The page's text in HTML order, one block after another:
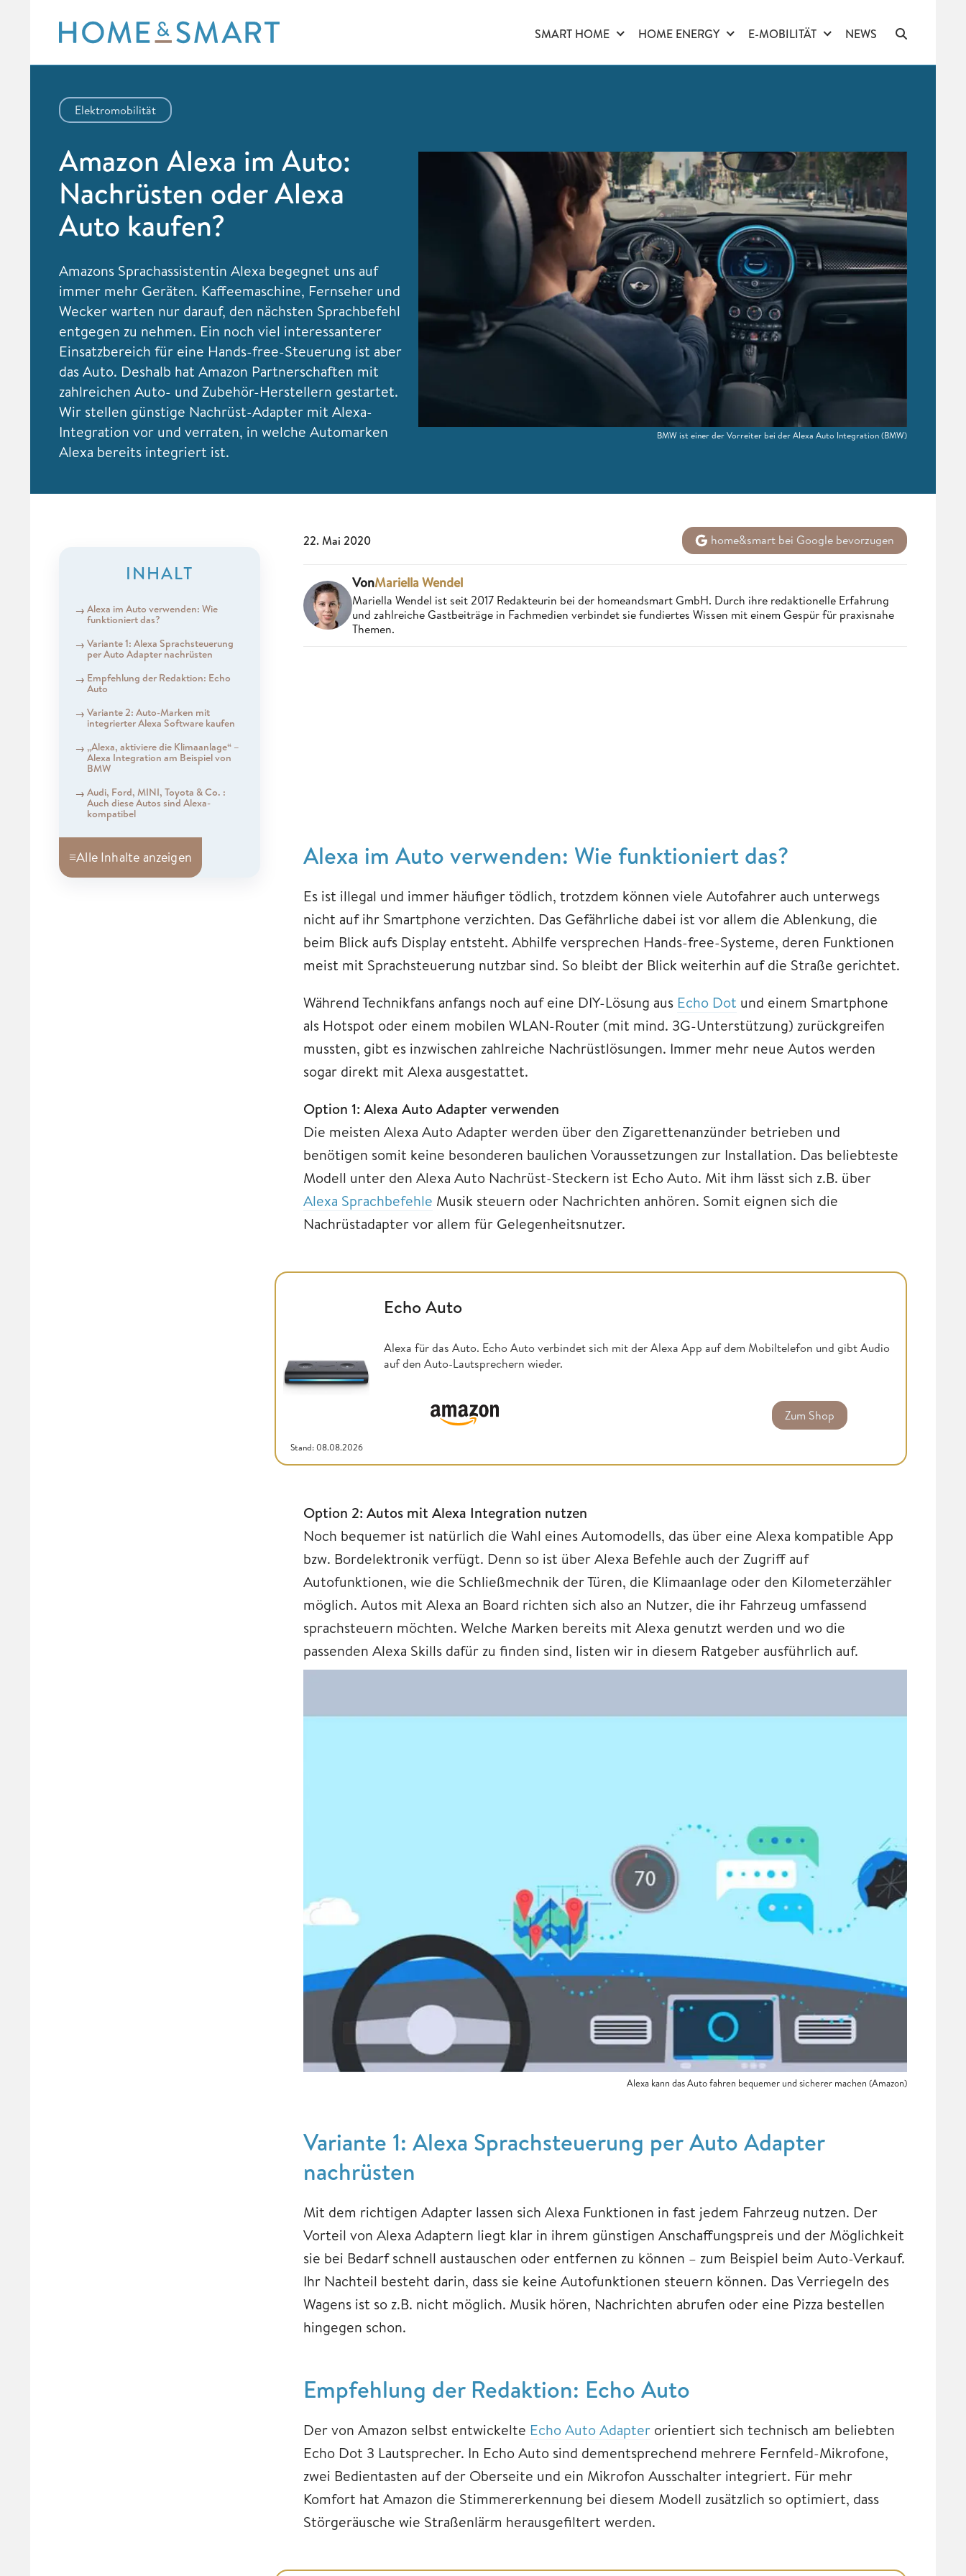
content
SMART HOME HOME ENERGY E-MOBILITÄT NEWS
Elektromobilität
Amazon Alexa im Auto:
Nachrüsten oder Alexa
Auto kaufen?
Amazons Sprachassistentin Alexa begegnet uns auf
immer mehr Geräten. Kaffeemaschine, Fernseher und
Wecker warten nur darauf, den nächsten Sprachbefehl
entgegen zu nehmen. Ein noch viel interessanterer
Einsatzbereich für eine Hands-free-Steuerung ist aber
das Auto. Deshalb hat Amazon Partnerschaften mit
zahlreichen Auto- und Zubehör-Herstellern gestartet.
Wir stellen günstige Nachrüst-Adapter mit Alexa-
Integration vor und verraten, in welche Automarken
Alexa bereits integriert ist.
BMW ist einer der Vorreiter bei der Alexa Auto Integration(BMW)
INHALT
Alexa im Auto verwenden: Wie
funktioniert das?
Variante 1: Alexa Sprachsteuerung
per Auto Adapter nachrüsten
Empfehlung der Redaktion: Echo
Auto
Variante 2: Auto-Marken mit
integrierter Alexa Software kaufen
„Alexa, aktiviere die Klimaanlage“ –
Alexa Integration am Beispiel von
BMW
Audi, Ford, MINI, Toyota & Co. :
Auch diese Autos sind Alexa-
kompatibel
≡Alle Inhalte anzeigen
22. Mai 2020 home&smart bei Google bevorzugen
VonMariella Wendel
Mariella Wendel ist seit 2017 Redakteurin bei der homeandsmart GmbH. Durch ihre redaktionelle Erfahrung
und zahlreiche Gastbeiträge in Fachmedien verbindet sie fundiertes Wissen mit einem Gespür für praxisnahe
Themen.
Alexa im Auto verwenden: Wie funktioniert das?
Es ist illegal und immer häufiger tödlich, trotzdem können viele Autofahrer auch unterwegs
nicht auf ihr Smartphone verzichten. Das Gefährliche dabei ist vor allem die Ablenkung, die
beim Blick aufs Display entsteht. Abhilfe versprechen Hands-free-Systeme, deren Funktionen
meist mit Sprachsteuerung nutzbar sind. So bleibt der Blick weiterhin auf die Straße gerichtet.
Während Technikfans anfangs noch auf eine DIY-Lösung aus Echo Dot und einem Smartphone
als Hotspot oder einem mobilen WLAN-Router (mit mind. 3G-Unterstützung) zurückgreifen
mussten, gibt es inzwischen zahlreiche Nachrüstlösungen. Immer mehr neue Autos werden
sogar direkt mit Alexa ausgestattet.
Option 1: Alexa Auto Adapter verwenden
Die meisten Alexa Auto Adapter werden über den Zigarettenanzünder betrieben und
benötigen somit keine besonderen baulichen Voraussetzungen zur Installation. Das beliebteste
Modell unter den Alexa Auto Nachrüst-Steckern ist Echo Auto. Mit ihm lässt sich z.B. über
Alexa Sprachbefehle Musik steuern oder Nachrichten anhören. Somit eignen sich die
Nachrüstadapter vor allem für Gelegenheitsnutzer.
Stand: 08.08.2026
Echo Auto
Alexa für das Auto. Echo Auto verbindet sich mit der Alexa App auf dem Mobiltelefon und gibt Audio
auf den Auto-Lautsprechern wieder.
Zum Shop
Option 2: Autos mit Alexa Integration nutzen
Noch bequemer ist natürlich die Wahl eines Automodells, das über eine Alexa kompatible App
bzw. Bordelektronik verfügt. Denn so ist über Alexa Befehle auch der Zugriff auf
Autofunktionen, wie die Schließmechnik der Türen, die Klimaanlage oder den Kilometerzähler
möglich. Autos mit Alexa an Board richten sich also an Nutzer, die ihr Fahrzeug umfassend
sprachsteuern möchten. Welche Marken bereits mit Alexa genutzt werden und wo die
passenden Alexa Skills dafür zu finden sind, listen wir in diesem Ratgeber ausführlich auf.
Alexa kann das Auto fahren bequemer und sicherer machen (Amazon)
Variante 1: Alexa Sprachsteuerung per Auto Adapter
nachrüsten
Mit dem richtigen Adapter lassen sich Alexa Funktionen in fast jedem Fahrzeug nutzen. Der
Vorteil von Alexa Adaptern liegt klar in ihrem günstigen Anschaffungspreis und der Möglichkeit
sie bei Bedarf schnell austauschen oder entfernen zu können – zum Beispiel beim Auto-Verkauf.
Ihr Nachteil besteht darin, dass sie keine Autofunktionen steuern können. Das Verriegeln des
Wagens ist so z.B. nicht möglich. Musik hören, Nachrichten abrufen oder eine Pizza bestellen
hingegen schon.
Empfehlung der Redaktion: Echo Auto
Der von Amazon selbst entwickelte Echo Auto Adapter orientiert sich technisch am beliebten
Echo Dot 3 Lautsprecher. In Echo Auto sind dementsprechend mehrere Fernfeld-Mikrofone,
zwei Bedientasten auf der Oberseite und ein Mikrofon Ausschalter integriert. Für mehr
Komfort hat Amazon die Stimmererkennung bei diesem Modell zusätzlich so optimiert, dass
Störgeräusche wie Straßenlärm herausgefiltert werden.